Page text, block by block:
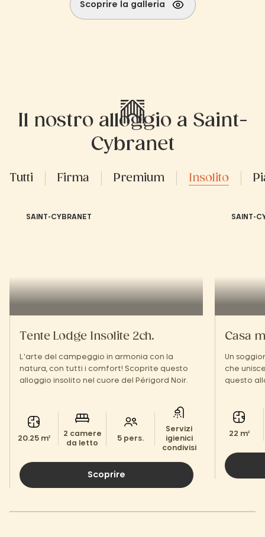
Scoprire la galleria
Il nostro alloggio a Saint-
Cybranet
Tutti Firma Premium Insolito
SAINT-CYBRANET
Tente Lodge Insolite 2ch.
L'arte del campeggio in armonia con la
natura, con tutti i comfort! Scoprite questo
alloggio insolito nel cuore del Périgord Noir.
20.25 m²
2 camere
da letto
5 pers.
Servizi
igienici
condivisi
Scoprire
SAINT-
Casa
Un
che
questo
22 m²